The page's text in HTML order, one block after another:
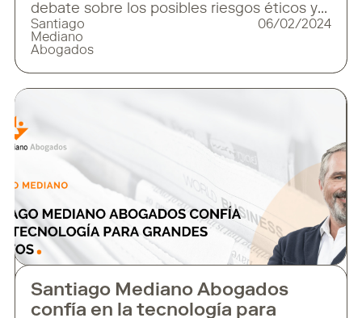
debate sobre los posibles riesgos éticos y
violaciones a la privacidad asociados al
auge de las interfaces cerebro-ordenador.
que los retos que plantea
Santiago
Mediano
Abogados
06/02/2024
Santiago Mediano Abogados
confía en la tecnología para